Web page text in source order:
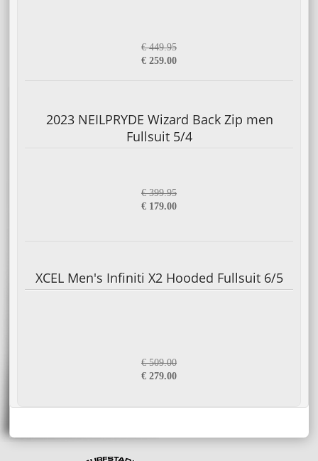
€ 449.95
€ 259.00
2023 NEILPRYDE Wizard Back Zip men
Fullsuit 5/4
€ 399.95
€ 179.00
XCEL Men's Infiniti X2 Hooded Fullsuit 6/5
€ 509.00
€ 279.00